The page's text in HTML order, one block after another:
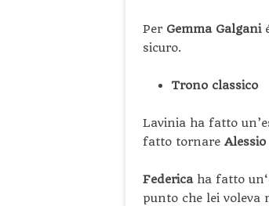
Per Gemma Galgani
sicuro.
Trono classico
Lavinia ha fatto
fatto tornare
Federicaha fatto
punto che lei voleva